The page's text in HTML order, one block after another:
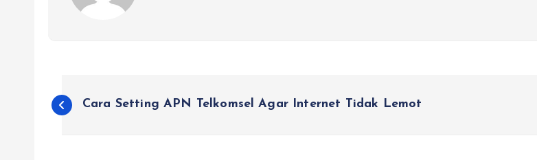
P
Cara Setting APN Telkomsel Agar Internet Tidak Lemot